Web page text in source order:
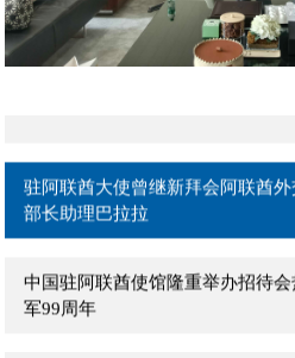
驻阿联酋大使曾继新拜会阿联酋
部长助理巴拉拉
军99周年